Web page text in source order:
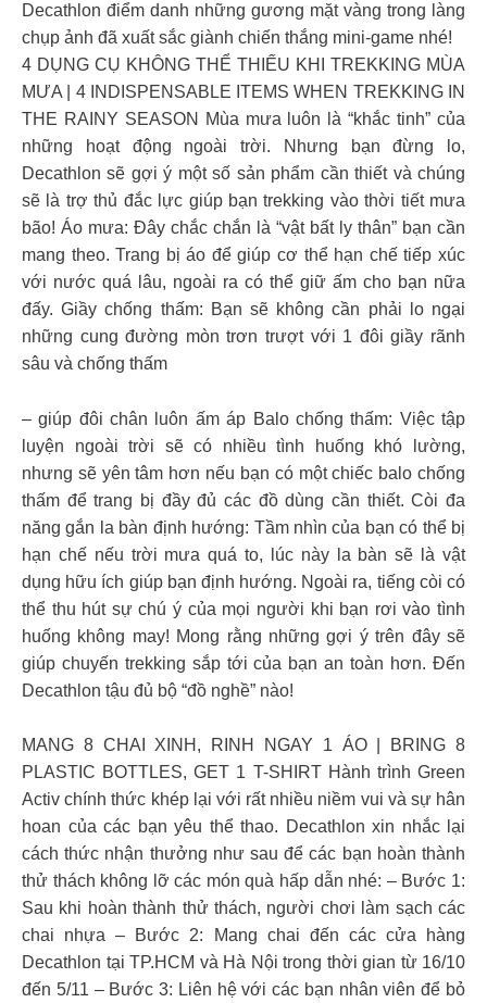
Decathlon điểm danh những gương mặt vàng trong làng
chụp ảnh đã xuất sắc giành chiến thắng mini-game nhé!
4 DỤNG CỤ KHÔNG THỂ THIẾU KHI TREKKING MÙA
MƯA | 4 INDISPENSABLE ITEMS WHEN TREKKING IN
THE RAINY SEASON Mùa mưa luôn là “khắc tinh” của
những hoạt động ngoài trời. Nhưng bạn đừng lo,
Decathlon sẽ gợi ý một số sản phẩm cần thiết và chúng
sẽ là trợ thủ đắc lực giúp bạn trekking vào thời tiết mưa
bão! Áo mưa: Đây chắc chắn là “vật bất ly thân” bạn cần
mang theo. Trang bị áo để giúp cơ thể hạn chế tiếp xúc
với nước quá lâu, ngoài ra có thể giữ ấm cho bạn nữa
đấy. Giầy chống thấm: Bạn sẽ không cần phải lo ngại
những cung đường mòn trơn trượt với 1 đôi giầy rãnh
sâu và chống thấm
– giúp đôi chân luôn ấm áp Balo chống thấm: Việc tập
luyện ngoài trời sẽ có nhiều tình huống khó lường,
nhưng sẽ yên tâm hơn nếu bạn có một chiếc balo chống
thấm để trang bị đầy đủ các đồ dùng cần thiết. Còi đa
năng gắn la bàn định hướng: Tầm nhìn của bạn có thể bị
hạn chế nếu trời mưa quá to, lúc này la bàn sẽ là vật
dụng hữu ích giúp bạn định hướng. Ngoài ra, tiếng còi có
thể thu hút sự chú ý của mọi người khi bạn rơi vào tình
huống không may! Mong rằng những gợi ý trên đây sẽ
giúp chuyến trekking sắp tới của bạn an toàn hơn. Đến
Decathlon tậu đủ bộ “đồ nghề” nào!
MANG 8 CHAI XINH, RINH NGAY 1 ÁO | BRING 8
PLASTIC BOTTLES, GET 1 T-SHIRT Hành trình Green
Activ chính thức khép lại với rất nhiều niềm vui và sự hân
hoan của các bạn yêu thể thao. Decathlon xin nhắc lại
cách thức nhận thưởng như sau để các bạn hoàn thành
thử thách không lỡ các món quà hấp dẫn nhé: – Bước 1:
Sau khi hoàn thành thử thách, người chơi làm sạch các
chai nhựa – Bước 2: Mang chai đến các cửa hàng
Decathlon tại TP.HCM và Hà Nội trong thời gian từ 16/10
đến 5/11 – Bước 3: Liên hệ với các bạn nhân viên để bỏ